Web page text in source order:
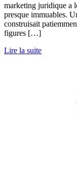
marketing juridique a
presque immuables.
construisait
figures […]
Lire la suite